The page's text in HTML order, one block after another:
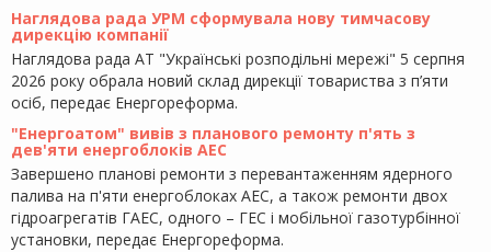
Наглядова рада УРМ сформувала нову тимчасову
дирекцію компанії
Наглядова рада АТ "Українські розподільні мережі" 5 серпня
2026 року обрала новий склад дирекції товариства з п’яти
осіб, передає Енергореформа.
"Енергоатом" вивів з планового ремонту п'ять з
дев'яти енергоблоків АЕС
Завершено планові ремонти з перевантаженням ядерного
палива на п'яти енергоблоках АЕС, а також ремонти двох
гідроагрегатів ГАЕС, одного – ГЕС і мобільної газотурбінної
установки, передає Енергореформа.